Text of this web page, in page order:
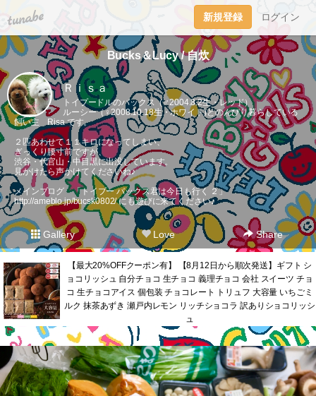
tuna.be 新規登録 ログイン
Bucks＆Lucy / 自炊
Ｒｉｓａ
トイプードルのバックス（♂2004.8.2生・レッド）
ルーシー（♀2008.10.18生・ホワイト)とのんびり暮らしている
飼い主 Risa です。
２匹あわせて１１キロになってしまい、
ぎっくり腰寸前ですが、
渋谷・代官山・中目黒に出没しています。
見かけたら声かけてくださいね♪
メインブログ 「トイプー バックス君は今日も行く ２」
http://ameblo.jp/bucsk0802/にも遊びに来てください♪
Gallery Love Share
【最大20%OFFクーポン有】 【8月12日から順次発送】ギフト シ
ョコリッシュ 自分チョコ 生チョコ 義理チョコ 会社 スイーツ チョ
コ 生チョコアイス 個包装 チョコレート トリュフ 大容量 いちごミ
ルク 抹茶あずき 瀬戸内レモン リッチショコラ 訳ありショコリッシ
ュ